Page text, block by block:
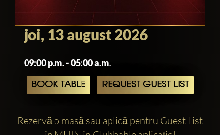
joi, 13 august 2026
09:00 p.m. - 05:00 a.m.
BOOK TABLE REQUEST GUEST LIST
Rezervă o masă sau aplică pentru Guest List